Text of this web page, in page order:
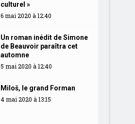
culturel »
6 mai 2020 à 12:40
Un roman inédit de Simone
de Beauvoir paraîtra cet
automne
5 mai 2020 à 12:40
Miloš, le grand Forman
4 mai 2020 à 13:15